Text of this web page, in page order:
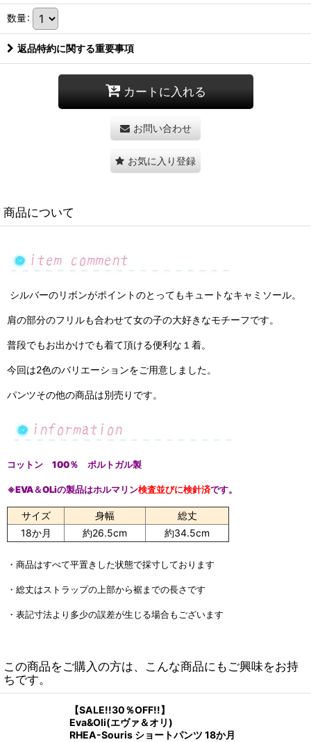
数量:
返品特約に関する重要事項
カートに入れる
お問い合わせ
お気に入り登録
商品について
シルバーのリボンがポイントのとってもキュートなキャミソール。
肩の部分のフリルも合わせて女の子の大好きなモチーフです。
普段でもお出かけでも着て頂ける便利な１着。
今回は2色のバリエーションをご用意しました。
パンツその他の商品は別売りです。
コットン 100％ ポルトガル製
※EVA＆OLiの製品はホルマリン検査並びに検針済です。
サイズ 身幅
総丈
18か月
約26.5cm 約34.5cm
・商品はすべて平置きした状態で採寸しております
・総丈はストラップの上部から裾までの長さです
・表記寸法より多少の誤差が生じる場合もございます
この商品をご購入の方は、こんな商品にもご興味をお持
ちです。
【SALE!!30％OFF!!】
Eva&Oli(エヴァ＆オリ)
RHEA-Souris ショートパンツ 18か月